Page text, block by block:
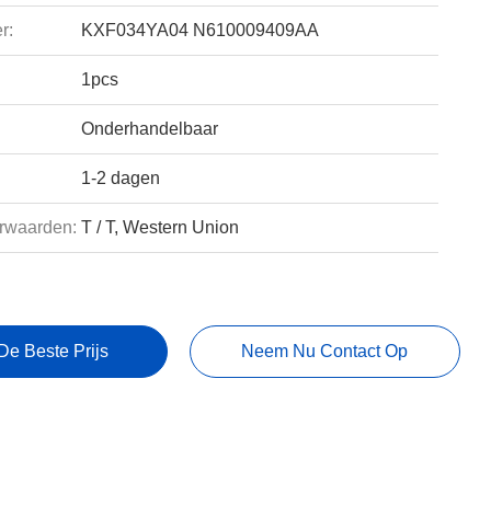
KXF034YA04 N610009409AA
1pcs
Onderhandelbaar
1-2 dagen
T / T, Western Union
Beste Prijs Neem Nu Contact Op